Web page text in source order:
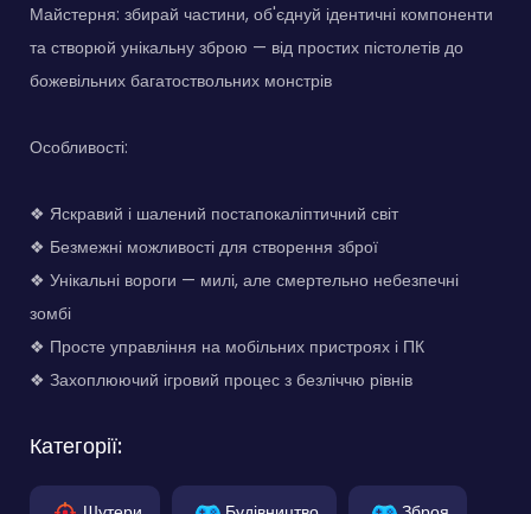
Майстерня: збирай частини, об'єднуй ідентичні компоненти
та створюй унікальну зброю — від простих пістолетів до
божевільних багатоствольних монстрів
Особливості:
❖ Яскравий і шалений постапокаліптичний світ
❖ Безмежні можливості для створення зброї
❖ Унікальні вороги — милі, але смертельно небезпечні
зомбі
❖ Просте управління на мобільних пристроях і ПК
❖ Захоплюючий ігровий процес з безліччю рівнів
Категорії: